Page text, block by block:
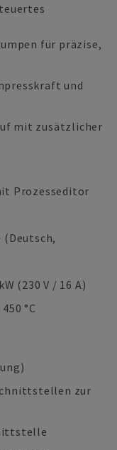
für präzise,
und
mit zusätzlicher
Prozesseditor
(Deutsch,
(230 V / 16 A)
°C
zur